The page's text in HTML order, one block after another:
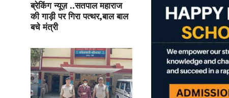
ब्रेकिंग न्यूज़ ..सतपाल महाराज
की गाड़ी पर गिरा पत्थर,बाल बाल
बचे मंत्री